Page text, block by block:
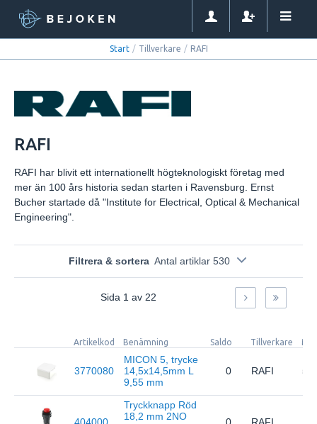
Start / Tillverkare / RAFI
RAFI
RAFI har blivit ett internationellt högteknologiskt företag med
mer än 100 års historia sedan starten i Ravensburg. Ernst
Bucher startade då "Institute for Electrical, Optical & Mechanical
Engineering".
Filtrera & sortera Antal artiklar 530
Sida 1 av 22
Artikelkod Benämning Saldo Tillverkare
3770080
MICON 5, trycke
14,5x14,5mm L
9,55 mm
0 RAFI
Tryckknapp Röd
18,2 mm 2NO